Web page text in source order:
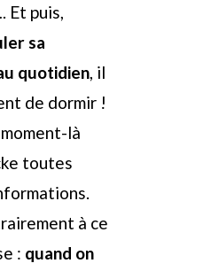
Et puis,
sa
quotidien, il
de dormir !
là
toutes
à ce
: quand on